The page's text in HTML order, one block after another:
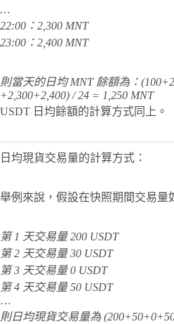
…
22:00：2,300 MNT
23:00：2,400 MNT
則當天的日均 MNT 餘額為：
+2,300+2,400) / 24 = 1,250 MNT
USDT 日均餘額的計算方式同上。
日均現貨交易量的計算方式：
舉例來說，假設在快照期間交易量
第 1 天交易量 200 USDT
第 2 天交易量 30 USDT
第 3 天交易量 0 USDT
第 4 天交易量 50 USDT
…
則日均現貨交易量為